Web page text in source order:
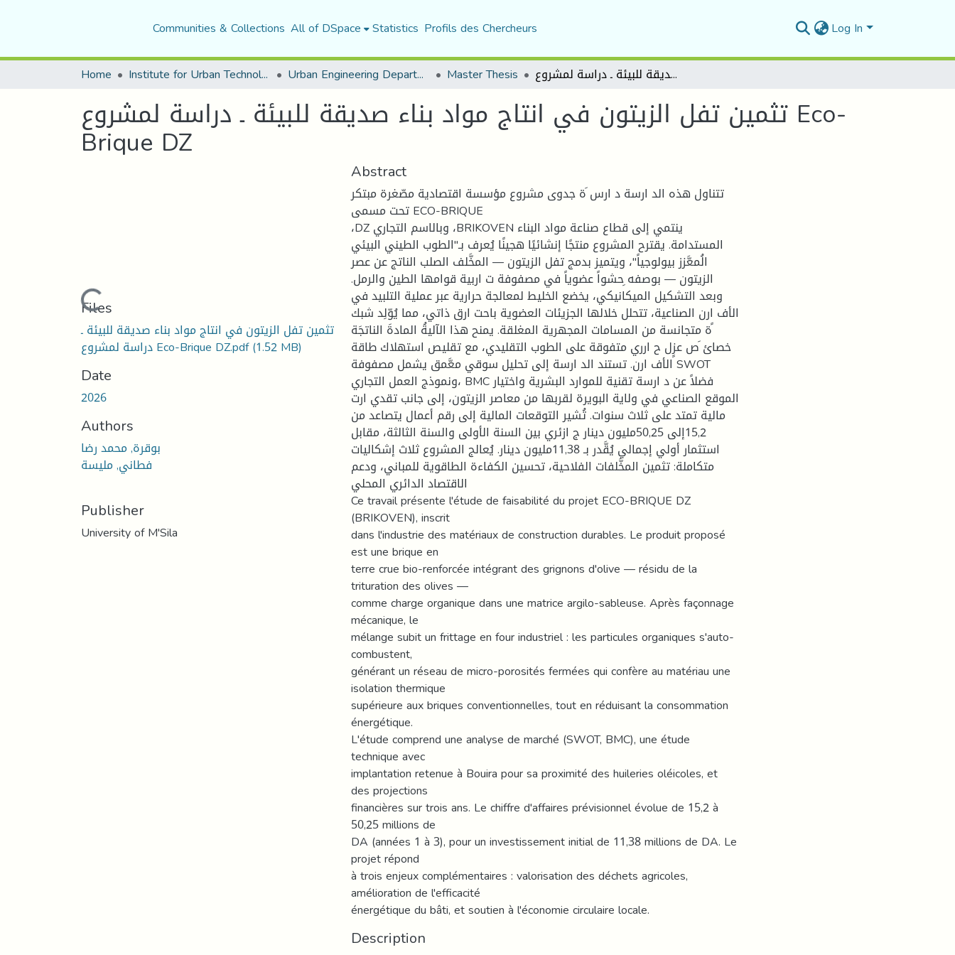
Communities & Collections All of DSpace Statistics Profils des Chercheurs Log In
Home Institute for Urban Technology Management Urban Engineering Department Master Thesis تثمين تفل الزيتون في انتاج مواد بناء صديقة للبيئة ـ دراسة لمشروع Eco-Brique DZ
تثمين تفل الزيتون في انتاج مواد بناء صديقة للبيئة ـ دراسة لمشروع Eco-
Brique DZ
Loading...
Files
تثمين تفل الزيتون في انتاج مواد بناء صديقة للبيئة ـ
دراسة لمشروع Eco-Brique DZ.pdf(1.52 MB)
Date
2026
Authors
بوقرة, محمد رضا
فطاني, مليسة
Publisher
University of M'Sila
Abstract
تتناول هذه الد ارسة د ارس َة جدوى مشروع مؤسسة اقتصادية مصّغرة مبتكر
تحت مسمى ECO-BRIQUE
،DZ وبالاسم التجاري ،BRIKOVEN ينتمي إلى قطاع صناعة مواد البناء
المستدامة. يقترح المشروع منتجًا إنشائيًا هجينًا يُعرف بـ"الطوب الطيني البيئي
الُمعَّزز بيولوجياً"، ويتميز بدمج تفل الزيتون — المخَّلف الصلب الناتج عن عصر
الزيتون — بوصفه ِحشواً عضوياً في مصفوفة ت اربية قوامها الطين والرمل.
وبعد التشكيل الميكانيكي، يخضع الخليط لمعالجة حرارية عبر عملية التلبيد في
الأف ارن الصناعية، تتحلل خلالها الجزيئات العضوية باحت ارق ذاتي، مما يُوّلِد شبك
ًة متجانسة من المسامات المجهرية المغلقة. يمنح هذا الآليةُ المادةَ الناتجَة
خصائ َص عزٍل ح ارري متفوقة على الطوب التقليدي، مع تقليص استهلاك طاقة
الأف ارن. تستند الد ارسة إلى تحليل سوقي معَّمق يشمل مصفوفة SWOT
ونموذج العمل التجاري، BMC فضلاً عن د ارسة تقنية للموارد البشرية واختيار
الموقع الصناعي في ولاية البويرة لقربها من معاصر الزيتون، إلى جانب تقدي ارت
مالية تمتد على ثلاث سنوات. تُشير التوقعات المالية إلى رقم أعمال يتصاعد من
15,2إلى 50,25مليون دينار ج ازئري بين السنة الأولى والسنة الثالثة، مقابل
استثمار أولي إجمالي يُقَّدر بـ 11,38مليون دينار. يُعالج المشروع ثلاث إشكاليات
متكاملة: تثمين المخَّلفات الفلاحية، تحسين الكفاءة الطاقوية للمباني، ودعم
الاقتصاد الدائري المحلي
Ce travail présente l'étude de faisabilité du projet ECO-BRIQUE DZ
(BRIKOVEN), inscrit
dans l'industrie des matériaux de construction durables. Le produit proposé
est une brique en
terre crue bio-renforcée intégrant des grignons d'olive — résidu de la
trituration des olives —
comme charge organique dans une matrice argilo-sableuse. Après façonnage
mécanique, le
mélange subit un frittage en four industriel : les particules organiques s'auto-
combustent,
générant un réseau de micro-porosités fermées qui confère au matériau une
isolation thermique
supérieure aux briques conventionnelles, tout en réduisant la consommation
énergétique.
L'étude comprend une analyse de marché (SWOT, BMC), une étude
technique avec
implantation retenue à Bouira pour sa proximité des huileries oléicoles, et
des projections
financières sur trois ans. Le chiffre d'affaires prévisionnel évolue de 15,2 à
50,25 millions de
DA (années 1 à 3), pour un investissement initial de 11,38 millions de DA. Le
projet répond
à trois enjeux complémentaires : valorisation des déchets agricoles,
amélioration de l'efficacité
énergétique du bâti, et soutien à l'économie circulaire locale.
Description